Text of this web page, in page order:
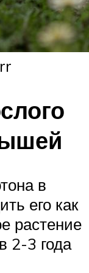
в
его как
растение
2-3 года